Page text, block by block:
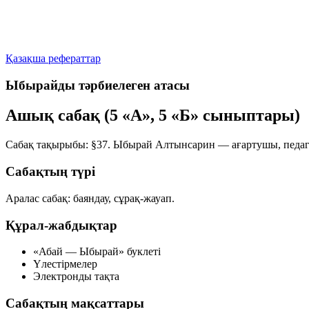
Қазақша рефераттар
Ыбырайды тәрбиелеген атасы
Ашық сабақ (5 «А», 5 «Б» сыныптары)
Сабақ тақырыбы: §37. Ыбырай Алтынсарин — ағартушы,
Сабақтың түрі
Аралас сабақ: баяндау, сұрақ-жауап.
Құрал-жабдықтар
«Абай — Ыбырай» буклеті
Үлестірмелер
Электронды тақта
Сабақтың мақсаттары